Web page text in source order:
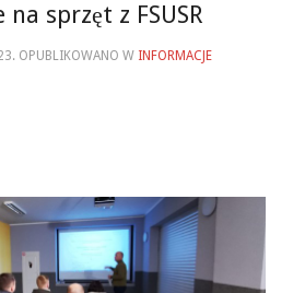
sprzęt z FSUSR
. OPUBLIKOWANO W INFORMACJE